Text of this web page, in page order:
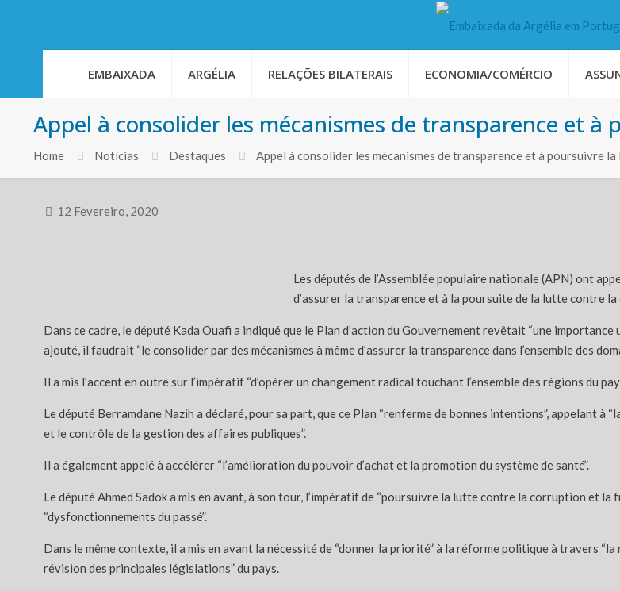
EMBAIXADA ARGÉLIA RELAÇÕES BILATERAIS ECONOMIA/COMÉRCIO
Appel à consolider les mécanismes de transparence et
Home Notícias Destaques Appel à consolider les mécanismes de transparence et à poursuivre
12 Fevereiro, 2020
Les députés de l’Assemblée populaire nationale (APN) ont
d’assurer la transparence et à la poursuite de la lutte contre
Dans ce cadre, le député Kada Ouafi a indiqué que le Plan d’action du Gouvernement revêtait “une
ajouté, il faudrait “le consolider par des mécanismes à même d’assurer la transparence dans l’ensemble des
Il a mis l’accent en outre sur l’impératif “d’opérer un changement radical touchant l’ensemble des régions du
Le député Berramdane Nazih a déclaré, pour sa part, que ce Plan “renferme de bonnes intentions”, appelant
et le contrôle de la gestion des affaires publiques”.
Il a également appelé à accélérer “l’amélioration du pouvoir d’achat et la promotion du système de santé”.
Le député Ahmed Sadok a mis en avant, à son tour, l’impératif de “poursuivre la lutte contre la corruption et la
“dysfonctionnements du passé”.
Dans le même contexte, il a mis en avant la nécessité de “donner la priorité” à la réforme politique à travers
révision des principales législations” du pays.